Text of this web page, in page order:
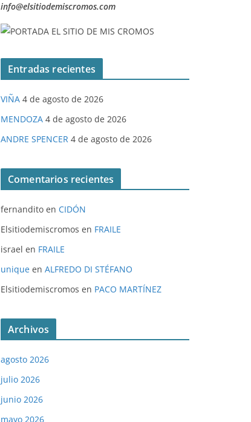
info@elsitiodemiscromos.com
Entradas recientes
VIÑA 4 de agosto de 2026
MENDOZA 4 de agosto de 2026
ANDRE SPENCER 4 de agosto de 2026
Comentarios recientes
fernandito en CIDÓN
Elsitiodemiscromos en FRAILE
israel en FRAILE
unique en ALFREDO DI STÉFANO
Elsitiodemiscromos en PACO MARTÍNEZ
Archivos
agosto 2026
julio 2026
junio 2026
mayo 2026